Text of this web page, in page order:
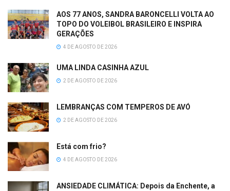
AOS 77 ANOS, SANDRA BARONCELLI VOLTA AO
TOPO DO VOLEIBOL BRASILEIRO E INSPIRA
GERAÇÕES
4 DE AGOSTO DE 2026
UMA LINDA CASINHA AZUL
2 DE AGOSTO DE 2026
LEMBRANÇAS COM TEMPEROS DE AVÓ
2 DE AGOSTO DE 2026
Está com frio?
4 DE AGOSTO DE 2026
ANSIEDADE CLIMÁTICA: Depois da Enchente, a